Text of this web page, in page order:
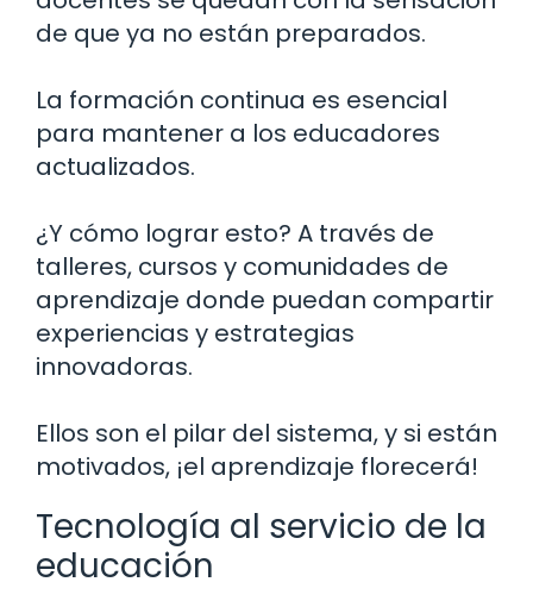
de que ya no están preparados.
La formación continua es esencial
para mantener a los educadores
actualizados.
¿Y cómo lograr esto? A través de
talleres, cursos y comunidades de
aprendizaje donde puedan compartir
experiencias y estrategias
innovadoras.
Ellos son el pilar del sistema, y si están
motivados, ¡el aprendizaje florecerá!
Tecnología al servicio de la
educación